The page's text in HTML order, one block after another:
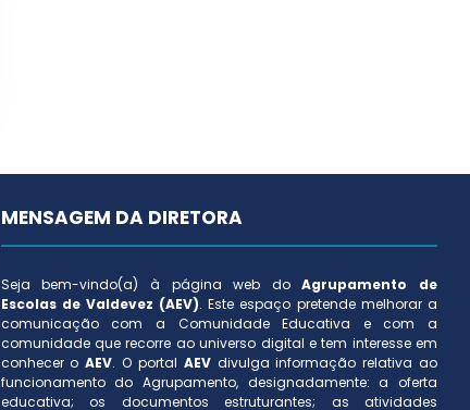
MENSAGEM DA DIRETORA
Seja bem-vindo(a) à página web doAgrupamento de
Escolas de Valdevez (AEV). Este espaço pretende melhorar a
comunicação com a Comunidade Educativa e com a
comunidade que recorre ao universo digital e tem interesse em
conhecer oAEV. O portal AEVdivulga informação relativa ao
funcionamento do Agrupamento, designadamente: a oferta
educativa; os documentos estruturantes; as atividades